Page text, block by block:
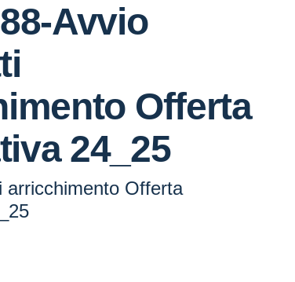
Avvio
Offerta
24_25
arricchimento Offerta